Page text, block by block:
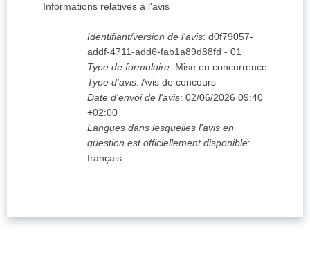
Informations relatives à l'avis
Identifiant/version de l'avis: d0f79057-
addf-4711-add6-fab1a89d88fd - 01
Type de formulaire: Mise en concurrence
Type d'avis: Avis de concours
Date d'envoi de l'avis: 02/06/2026 09:40
+02:00
Langues dans lesquelles l'avis en
question est officiellement disponible:
français